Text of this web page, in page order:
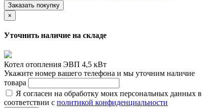
Заказать покупку
×
Уточнить наличие на складе
Котел отопления ЭВП 4,5 кВт
Укажите номер вашего телефона и мы уточним наличие
товара
Я согласен на обработку моих персональных данных в
соответствии с политикой конфиденциальности